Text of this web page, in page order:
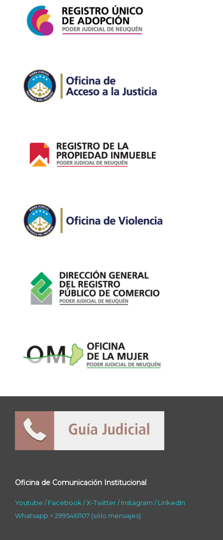
Oficina de Comunicación Institucional
Youtube /Facebook /X-Twitter/Instagram /LinkedIn
Whatsapp > 2995461107 (sólo mensajes)